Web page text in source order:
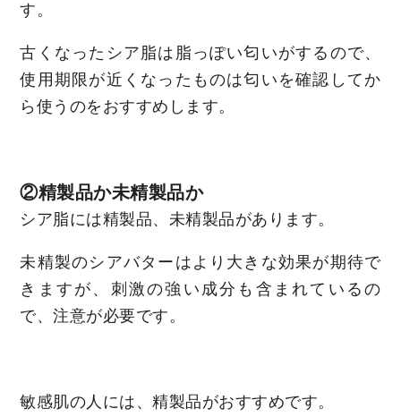
す。
古くなったシア脂は脂っぽい匂いがするので、
使用期限が近くなったものは匂いを確認してか
ら使うのをおすすめします。
②精製品か未精製品か
シア脂には精製品、未精製品があります。
未精製のシアバターはより大きな効果が期待で
きますが、刺激の強い成分も含まれているの
で、注意が必要です。
敏感肌の人には、精製品がおすすめです。